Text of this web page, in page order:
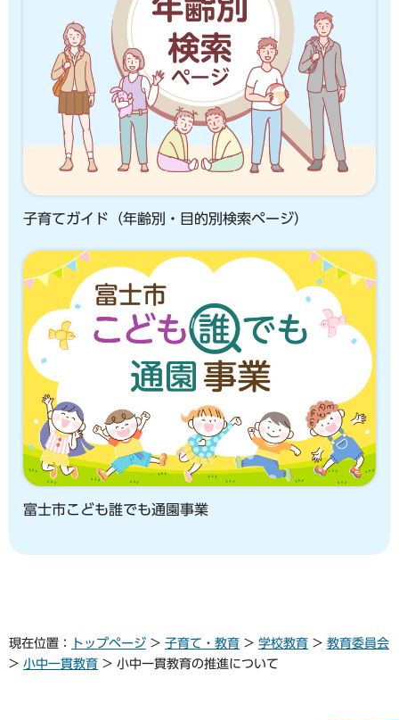
子育てガイド（年齢別・目的別検索ページ）
富士市こども誰でも通園事業
現在位置： トップページ > 子育て・教育 > 学校教育 > 教育委員会
> 小中一貫教育 > 小中一貫教育の推進について